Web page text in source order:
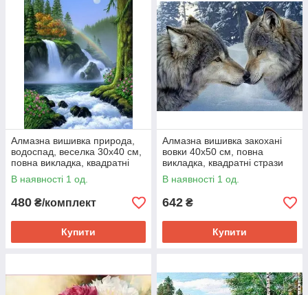
Алмазна вишивка природа,
водоспад, веселка 30х40 см,
повна викладка, квадратні
стрази Huacan
В наявності 1 од.
480 ₴/комплект
Купити
Алмазна вишивка закохані
вовки 40х50 см, повна
викладка, квадратні стрази
В наявності 1 од.
642 ₴
Купити